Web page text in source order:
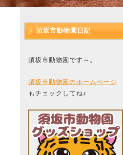
須坂市動物園日記
須坂市動物園です～。
須坂市動物園のホームページ
もチェックしてね♪